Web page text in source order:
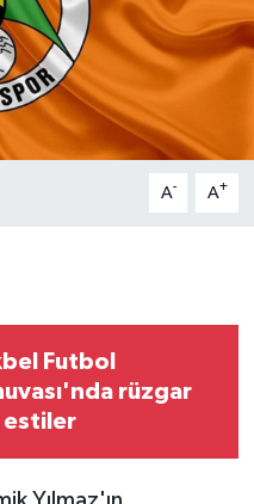
A- A+
Futbol
rüzgar
estiler